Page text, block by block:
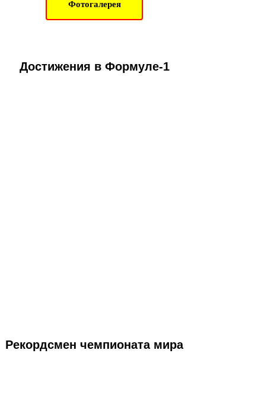
Фотогалерея
Достижения в Формуле-1
Рекордсмен чемпионата мира